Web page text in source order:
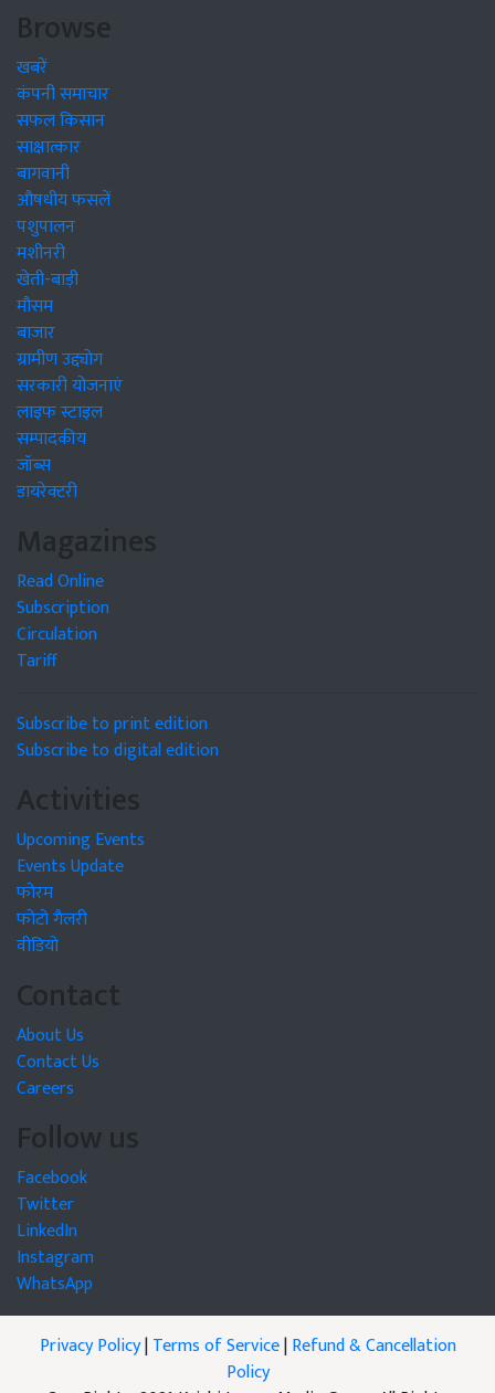
Browse
खबरें
कंपनी समाचार
सफल किसान
साक्षात्कार
बागवानी
औषधीय फसलें
पशुपालन
मशीनरी
खेती-बाड़ी
मौसम
बाजार
ग्रामीण उद्द्योग
सरकारी योजनाएं
लाइफ स्टाइल
सम्पादकीय
जॉब्स
डायरेक्टरी
Magazines
Read Online
Subscription
Circulation
Tariff
Subscribe to print edition
Subscribe to digital edition
Activities
Upcoming Events
Events Update
फोरम
फोटो गैलरी
वीडियो
Contact
About Us
Contact Us
Careers
Follow us
Facebook
Twitter
LinkedIn
Instagram
WhatsApp
Privacy Policy|Terms of Service|Refund & Cancellation
Policy